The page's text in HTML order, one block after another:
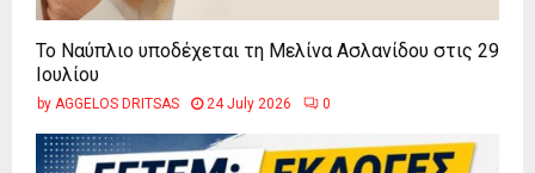
Το Ναύπλιο υποδέχεται τη Μελίνα Ασλανίδου στις 29
Ιουλίου
by AGGELOS DRITSAS 24 July 2026 0